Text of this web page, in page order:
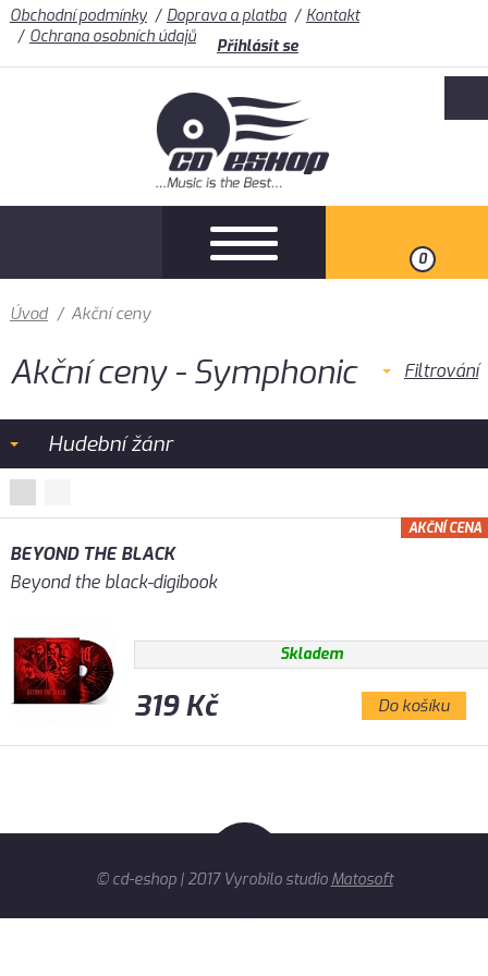
Obchodní podmínky Doprava a platba
Kontakt
Ochrana osobních údajů
Přihlásit se
0
Úvod / Akční ceny
Akční ceny - Symphonic Filtrování
Hudební žánr
BEYOND THE BLACK
Beyond the black-digibook
Skladem
319 Kč Do košíku
AKČNÍ CENA
© cd-eshop | 2017 Vyrobilo studio Matosoft